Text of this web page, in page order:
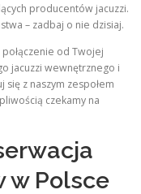
producentów jacuzzi.
– zadbaj o nie dzisiaj.
od Twojej
jacuzzi wewnętrznego i
z naszym zespołem
czekamy na
w Polsce